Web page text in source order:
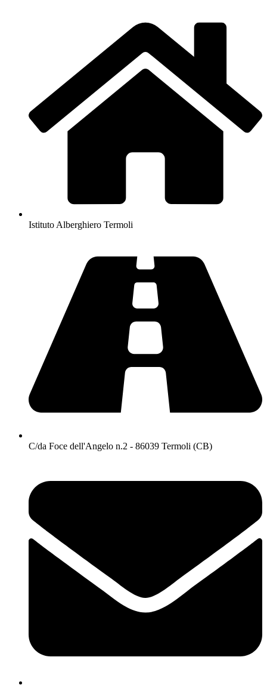
Istituto Alberghiero Termoli
C/da Foce dell'Angelo n.2 - 86039 Termoli (CB)